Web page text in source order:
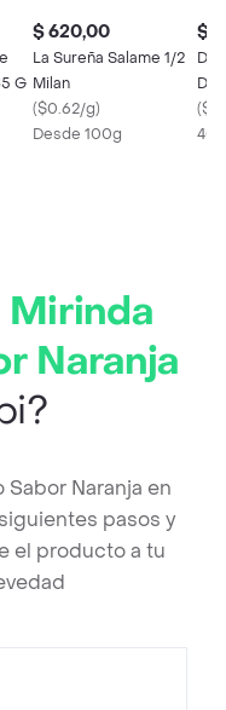
G
$ 620,00
La Sureña Salame 1/2
Milan
($0.62/g)
Desde 100g
$
(
Mirinda
Naranja
Naranja en
pasos y
el producto a tu